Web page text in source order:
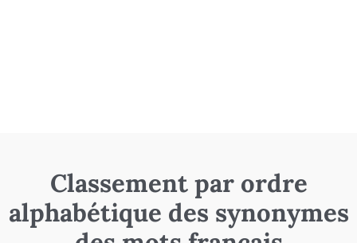
Classement par ordre
alphabétique des synonymes